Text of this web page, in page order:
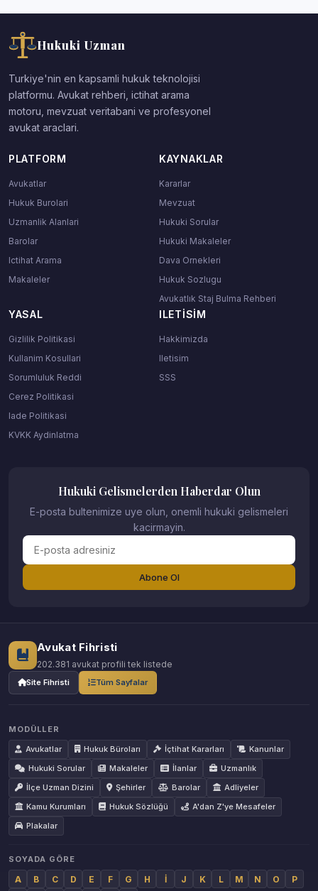
Hukuki Uzman
Turkiye'nin en kapsamli hukuk teknolojisi
platformu. Avukat rehberi, ictihat arama
motoru, mevzuat veritabani ve profesyonel
avukat araclari.
PLATFORM
Avukatlar
Hukuk Burolari
Uzmanlik Alanlari
Barolar
Ictihat Arama
Makaleler
KAYNAKLAR
Kararlar
Mevzuat
Hukuki Sorular
Hukuki Makaleler
Dava Ornekleri
Hukuk Sozlugu
Avukatlık Staj Bulma Rehberi
YASAL
Gizlilik Politikasi
Kullanim Kosullari
Sorumluluk Reddi
Cerez Politikasi
Iade Politikasi
KVKK Aydinlatma
ILETISIM
Hakkimizda
Iletisim
SSS
Hukuki Gelismelerden Haberdar Olun
E-posta bultenimize uye olun, onemli hukuki gelismeleri
kacirmayin.
Abone Ol
Avukat Fihristi
202.381 avukat profili tek listede
Site Fihristi Tüm Sayfalar
MODÜLLER
Avukatlar
Hukuk Büroları İçtihat Kararları
Kanunlar
Hukuki Sorular
Makaleler İlanlar
Uzmanlık
İlçe Uzman Dizini
Şehirler Barolar
Adliyeler
Kamu Kurumları
Hukuk Sözlüğü
A'dan Z'ye Mesafeler
Plakalar
SOYADA GÖRE
A B C D E F G H İ J K L M N O
P